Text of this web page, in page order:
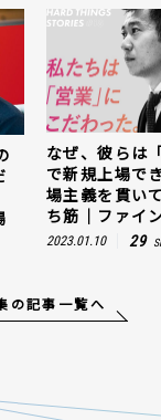
なぜ、彼らは
で新規上場で
場主義を貫い
ち筋｜ファイ
2023.01.10 29
の記事一覧へ